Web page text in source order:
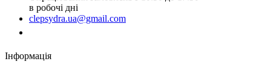
в робочі дні
clepsydra.ua@gmail.com
Інформація